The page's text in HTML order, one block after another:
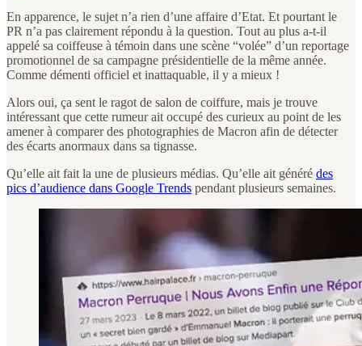
En apparence, le sujet n’a rien d’une affaire d’Etat. Et pourtant le
PR n’a pas clairement répondu à la question. Tout au plus a-t-il
appelé sa coiffeuse à témoin dans une scène “volée” d’un reportage
promotionnel de sa campagne présidentielle de la même année.
Comme démenti officiel et inattaquable, il y a mieux !
Alors oui, ça sent le ragot de salon de coiffure, mais je trouve
intéressant que cette rumeur ait occupé des curieux au point de les
amener à comparer des photographies de Macron afin de détecter
des écarts anormaux dans sa tignasse.
Qu’elle ait fait la une de plusieurs médias. Qu’elle ait généré des
pics d’audience dans Google Trends pendant plusieurs semaines.